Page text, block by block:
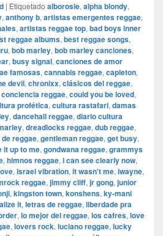
| Etiquetado alborosie, alpha blondy,
, anthony b, artistas emergentes reggae,
, artistas reggae top, bad boys inner
reggae albums, best reggae songs,
, bob marley, bob marley canciones,
, busy signal, canciones de amor
famosas, cannabis reggae, capleton,
devil, chronixx, clásicos del reggae,
conciencia reggae, could you be loved,
profética, cultura rastafari, damas
, dancehall reggae, diario cultura
, dreadlocks reggae, dub reggae,
reggae, gentleman reggae, get busy,
it up to me, gondwana reggae, grammys
, himnos reggae, i can see clearly now,
, israel vibration, it wasn't me, iwayne,
reggae, jimmy cliff, jr gong, junior
, kingston town, konshens, ky-mani
it, letras de reggae, liberdade pra
, lo mejor del reggae, los cafres, love
, lovers rock, luciano reggae, lucky